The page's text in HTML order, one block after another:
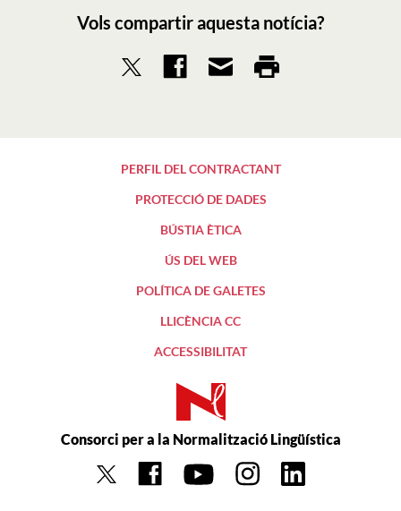
Vols compartir aquesta notícia?
PERFIL DEL CONTRACTANT
PROTECCIÓ DE DADES
BÚSTIA ÈTICA
ÚS DEL WEB
POLÍTICA DE GALETES
LLICÈNCIA CC
ACCESSIBILITAT
Consorci per a la Normalització Lingüística